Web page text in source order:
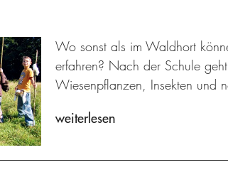
Wo sonst als im Waldhort
erfahren? Nach der Schule
Wiesenpflanzen, Insekten und
weiterlesen